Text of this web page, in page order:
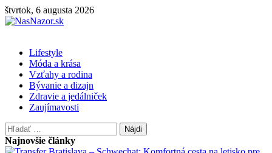
Skip
to
štvrtok, 6 augusta 2026
Primary
Menu
Lifestyle
Móda a krása
Vzťahy a rodina
Bývanie a dizajn
Zdravie a jedálniček
Zaujímavosti
Hľadať:
Najnovšie články